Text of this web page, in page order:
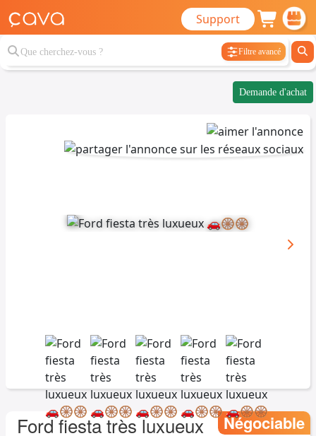
Support
Filtre avancé
Demande d'achat
Ford fiesta très luxueux
Négociable